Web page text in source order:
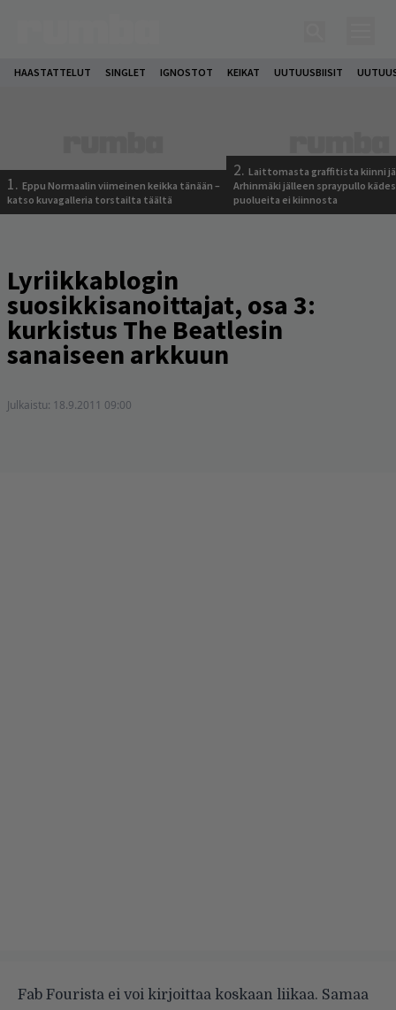
HAASTATTELUT SINGLET IGNOSTOT KEIKAT UUTUUSBIISIT
1. Eppu Normaalin viimeinen keikka tänään –
katso kuvagalleria torstailta täältä
2. Laittomasta graffitista kiinni
Arhinmäki jälleen spraypullo
puolueita ei kiinnosta
Lyriikkablogin
suosikkisanoittajat, osa 3:
kurkistus The Beatlesin
sanaiseen arkkuun
Julkaistu: 18.9.2011 09:00
Fab Fourista ei voi kirjoittaa koskaan liikaa. Samaa